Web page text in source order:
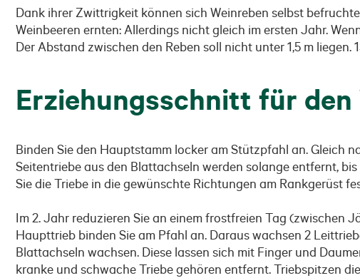
Dank ihrer Zwittrigkeit können sich Weinreben selbst
Weinbeeren ernten: Allerdings nicht gleich im ersten Jahr.
Der Abstand zwischen den Reben soll nicht unter 1,5 m liegen.
Erziehungsschnitt für
Binden Sie den Hauptstamm locker am Stützpfahl an. Gleich
Seitentriebe aus den Blattachseln werden solange entfernt,
Sie die Triebe in die gewünschte Richtungen am Rankgerüst
Im 2. Jahr reduzieren Sie an einem frostfreien Tag (zwischen
Haupttrieb binden Sie am Pfahl an. Daraus wachsen 2
Blattachseln wachsen. Diese lassen sich mit Finger und
kranke und schwache Triebe gehören entfernt. Triebspitzen